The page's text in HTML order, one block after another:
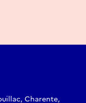
Charente,